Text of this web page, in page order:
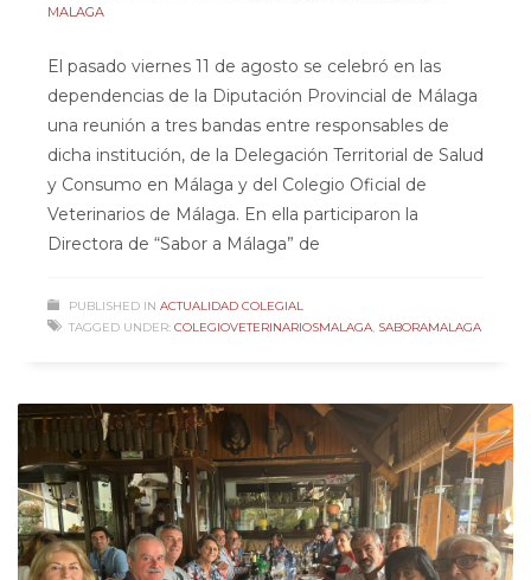
MALAGA
El pasado viernes 11 de agosto se celebró en las
dependencias de la Diputación Provincial de Málaga
una reunión a tres bandas entre responsables de
dicha institución, de la Delegación Territorial de Salud
y Consumo en Málaga y del Colegio Oficial de
Veterinarios de Málaga. En ella participaron la
Directora de “Sabor a Málaga” de
PUBLISHED IN ACTUALIDAD COLEGIAL
TAGGED UNDER: COLEGIOVETERINARIOSMALAGA SABORAMALAGA